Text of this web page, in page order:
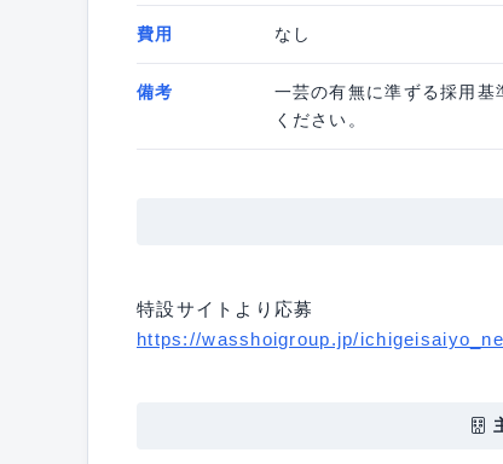
費用 なし
備考
一芸の有無に準ずる採用
ください。
特設サイトより応募
https://wasshoigroup.jp/